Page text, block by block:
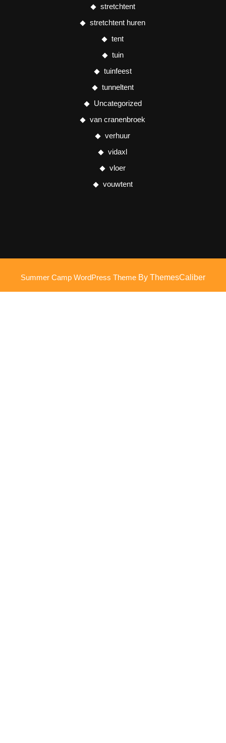
stretchtent
stretchtent huren
tent
tuin
tuinfeest
tunneltent
Uncategorized
van cranenbroek
verhuur
vidaxl
vloer
vouwtent
Summer Camp WordPress Theme By ThemesCaliber